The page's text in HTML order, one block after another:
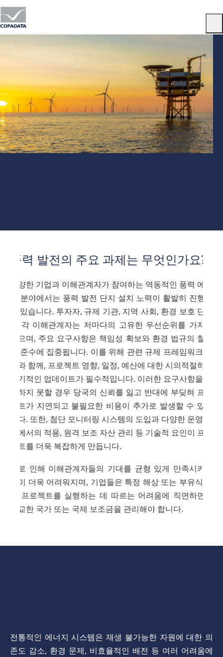
풍력 발전의 주요 과제는 무엇인가요?
다양한 기업과 이해관계자가 참여하는 역동적인 풍력 에너
지 분야에서는 풍력 발전 단지 설치 노력이 활발히 진행되
고 있습니다. 투자자, 규제 기관, 지역 사회, 환경 보호 단체
등 각 이해관계자는 저마다의 고유한 우선순위를 가지고
있으며, 주요 요구사항은 책임성 확보와 환경 법규의 철저
한 준수에 집중됩니다. 이를 위해 관련 규제 프레임워크 준
수와 함께, 프로젝트 영향, 일정, 예산에 대한 시의적절하고
정기적인 업데이트가 필수적입니다. 이러한 요구사항을 충
족하지 못할 경우 당국의 신뢰를 잃고 반대에 부딪혀 프로
젝트가 지연되고 불필요한 비용이 추가로 발생할 수 있습
니다. 또한, 첨단 모니터링 시스템의 도입과 다양한 운영 현
장에서의 적용, 원격 보조 자산 관리 등 기술적 요인이 프로
젝트를 더욱 복잡하게 만듭니다.
이로 인해 이해관계자들의 기대를 균형 있게 만족시키는
것이 더욱 어려워지며, 기업들은 특정 해상 또는 부유식 풍
력 프로젝트를 실행하는 데 따르는 어려움에 직면하면서
정교한 국가 또는 국제 보조금을 관리해야 합니다.
전통적인 에너지 시스템은 재생 불가능한 자원에 대한 의
존도 감소, 환경 문제, 비효율적인 배전 등 여러 어려움에